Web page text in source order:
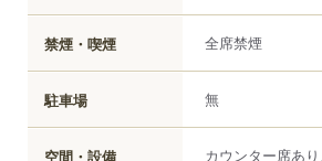
禁煙・喫煙 全席禁煙
駐車場 無
空間・設備 カウンター席あ